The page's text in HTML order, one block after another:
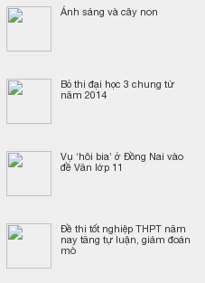
Ánh sáng và cây non
Bỏ thi đại học 3 chung từ
năm 2014
Vụ ‘hôi bia’ ở Đồng Nai vào
đề Văn lớp 11
Đề thi tốt nghiệp THPT năm
nay tăng tự luận, giảm đoán
mò